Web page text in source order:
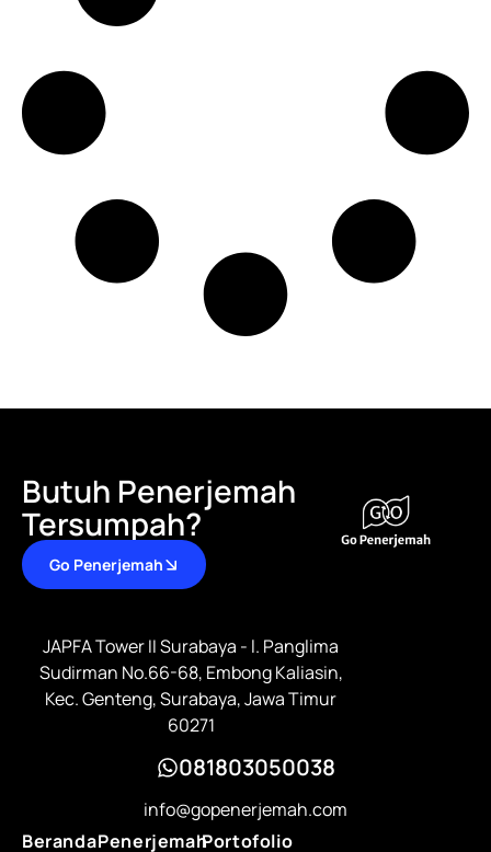
Butuh Penerjemah
Tersumpah?
Go Penerjemah
JAPFA Tower II Surabaya - l. Panglima
Sudirman No.66-68, Embong Kaliasin,
Kec. Genteng, Surabaya, Jawa Timur
60271
081803050038
info@gopenerjemah.com
BerandaPenerjemahPortofolio